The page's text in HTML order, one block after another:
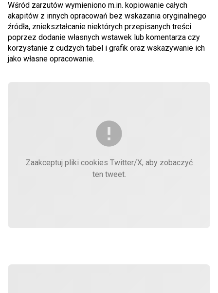
Wśród zarzutów wymieniono m.in. kopiowanie całych
akapitów z innych opracowań bez wskazania oryginalnego
źródła, zniekształcanie niektórych przepisanych treści
poprzez dodanie własnych wstawek lub komentarza czy
korzystanie z cudzych tabel i grafik oraz wskazywanie ich
jako własne opracowanie.
Zaakceptuj pliki cookies Twitter/X, aby zobaczyć
ten tweet.